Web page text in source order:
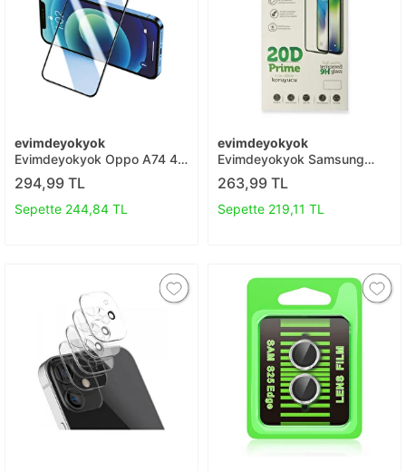
evimdeyokyok
Evimdeyokyok Oppo A74 4g
3d Antistatik Seramik Nano
Ekran Koruyucu T20
294,99 TL
Sepette 244,84 TL
evimdeyokyok
Evimdeyokyok Samsung
Galaxy M52 5g 20d
Premium Cam Ekran
Koruyucu T20
263,99 TL
Sepette 219,11 TL